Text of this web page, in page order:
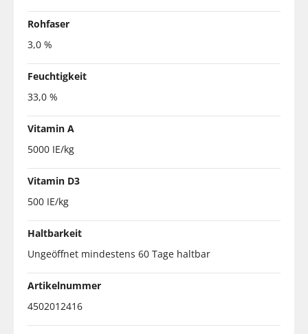
Rohfaser
3,0 %
Feuchtigkeit
33,0 %
Vitamin A
5000 IE/kg
Vitamin D3
500 IE/kg
Haltbarkeit
Ungeöffnet mindestens 60 Tage haltbar
Artikelnummer
4502012416